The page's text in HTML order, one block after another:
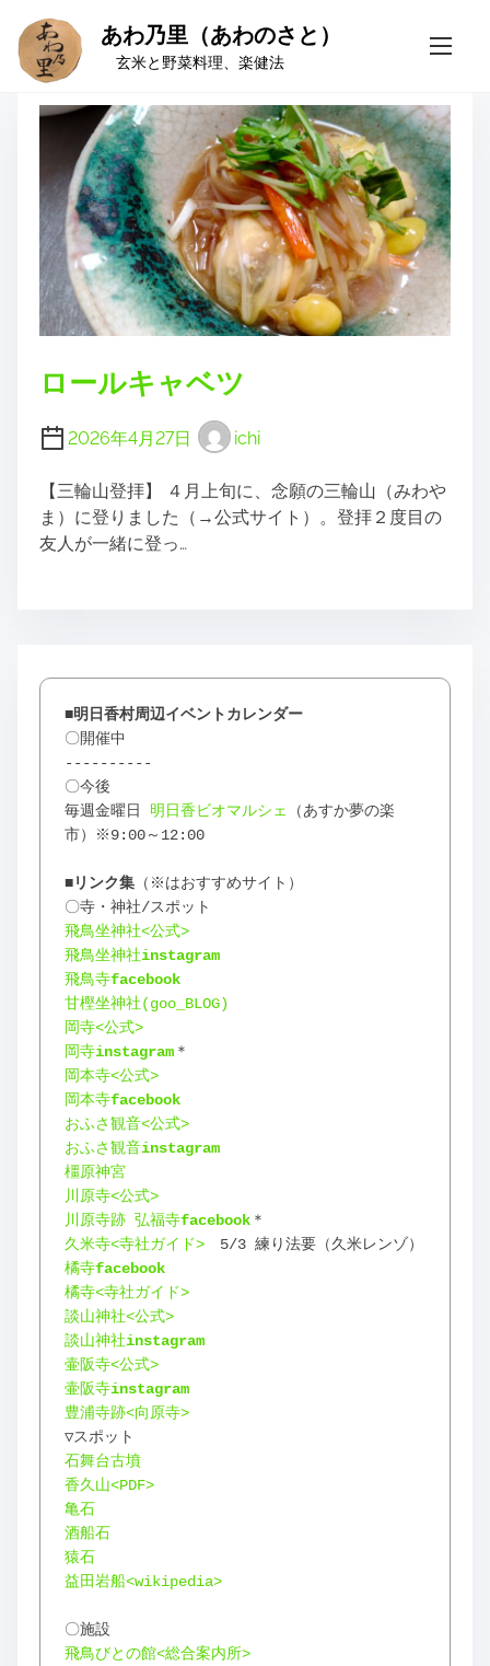
あわ乃里（あわのさと）
玄米と野菜料理、楽健法
タグ: キャベツ
ロールキャベツ
2026年4月27日 ichi
【三輪山登拝】 ４月上旬に、念願の三輪山（みわや
ま）に登りました（→公式サイト）。登拝２度目の
友人が一緒に登っ…
■明日香村周辺イベントカレンダー
〇開催中
----------
〇今後
毎週金曜日 明日香ビオマルシェ
（あすか夢の楽
市）※9:00～12:00
■リンク集 （※はおすすめサイト）
〇寺・神社/スポット
飛鳥坐神社<公式>
飛鳥坐神社instagram
飛鳥寺facebook
甘樫坐神社(goo_BLOG)
岡寺<公式>
岡寺instagram ＊
岡本寺<公式>
岡本寺facebook
おふさ観音<公式>
おふさ観音instagram
橿原神宮
川原寺<公式>
川原寺跡 弘福寺facebook ＊
久米寺<寺社ガイド> 5/3 練り法要（久米レンゾ）
橘寺facebook
橘寺<寺社ガイド>
談山神社<公式>
談山神社instagram
壷阪寺<公式>
壷阪寺instagram
豊浦寺跡<向原寺>
▽スポット
石舞台古墳
香久山<PDF>
亀石
酒船石
猿石
益田岩船<wikipedia>
〇施設
飛鳥びとの館<総合案内所>